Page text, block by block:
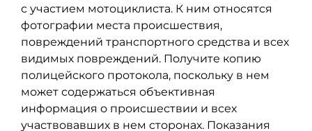
с участием мотоциклиста. К ним относятся
фотографии места происшествия,
повреждений транспортного средства и всех
видимых повреждений. Получите копию
полицейского протокола, поскольку в нем
может содержаться объективная
информация о происшествии и всех
участвовавших в нем сторонах. Показания